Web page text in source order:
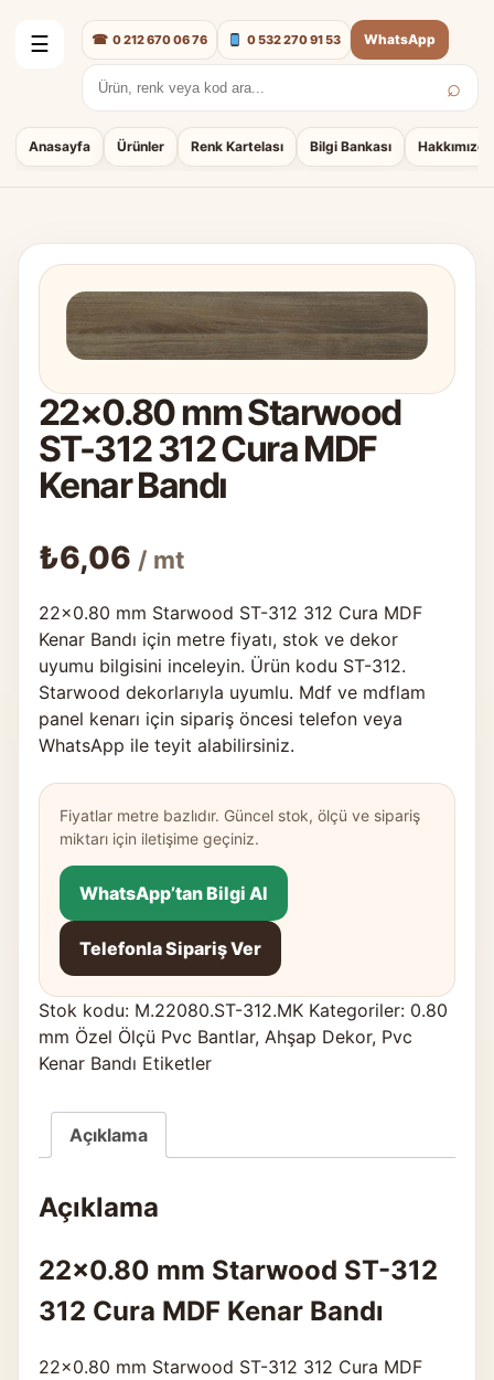
☰
Anasayfa Ürünler Renk Kartelası Bilgi Bankası Hakkımızda
Arama: ⌕
☎ 0 212 670 06 76 0 532 270 91 53 WhatsApp
22×0.80 mm Starwood
ST-312 312 Cura MDF
Kenar Bandı
₺6,06 / mt
22×0.80 mm Starwood ST-312 312 Cura MDF
Kenar Bandı için metre fiyatı, stok ve dekor
uyumu bilgisini inceleyin. Ürün kodu ST-312.
Starwood dekorlarıyla uyumlu. Mdf ve mdflam
panel kenarı için sipariş öncesi telefon veya
WhatsApp ile teyit alabilirsiniz.
Fiyatlar metre bazlıdır. Güncel stok, ölçü ve sipariş
miktarı için iletişime geçiniz.
WhatsApp’tan Bilgi Al
Telefonla Sipariş Ver
Stok kodu: M.22080.ST-312.MK Kategoriler: 0.80
mm Özel Ölçü Pvc Bantlar, Ahşap Dekor, Pvc
Kenar Bandı Etiketler
Açıklama
Açıklama
22×0.80 mm Starwood ST-312
312 Cura MDF Kenar Bandı
22×0.80 mm Starwood ST-312 312 Cura MDF